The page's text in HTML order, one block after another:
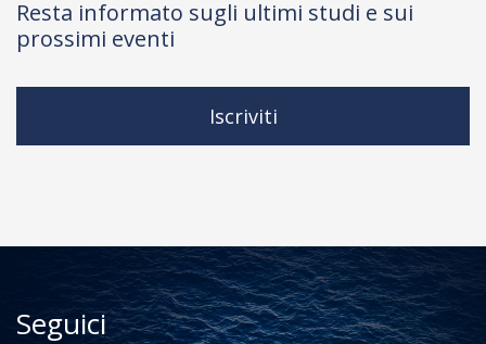
Resta informato sugli ultimi studi e sui
prossimi eventi
Iscriviti
Seguici